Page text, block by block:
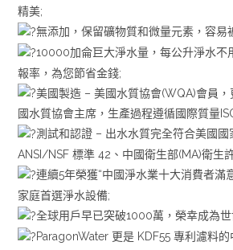
精美;
無添加，保留礦物質和微量元素，容易
10000加侖巨大淨水量，每公升淨水不
報率，為您節省金錢;
美國製造 – 美國水質協會(WQA)會員
國水質協會主席，生產過程遵循國際質量
測試和認證 – 出水水質完全符合美國國
ANSI/NSF 標準 42、中國衛生部(MA)衛生
連續5年榮獲“中國淨水業十大消費者滿
家庭首選淨水設備;
全球用戶早已突破1000萬，榮幸成為
ParagonWater 更是 KDF55 專利濾料